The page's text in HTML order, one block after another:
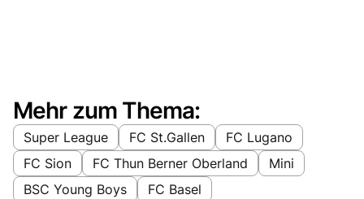
Mehr zum Thema:
Super League FC St.Gallen
FC Lugano
FC Sion
FC Thun Berner Oberland
Mini
BSC Young Boys
FC Basel